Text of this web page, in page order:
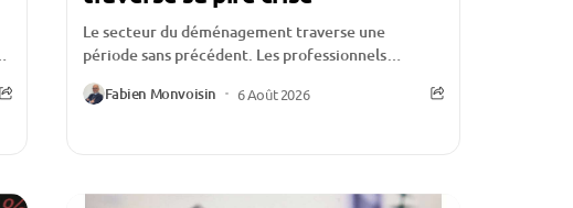
Le secteur du déménagement traverse une
période sans précédent. Les professionnels
évoquent une activité historiquement faible,
certains allant jusqu’à affirmer qu’ils n’ont «...
Fabien Monvoisin 6 Août 2026